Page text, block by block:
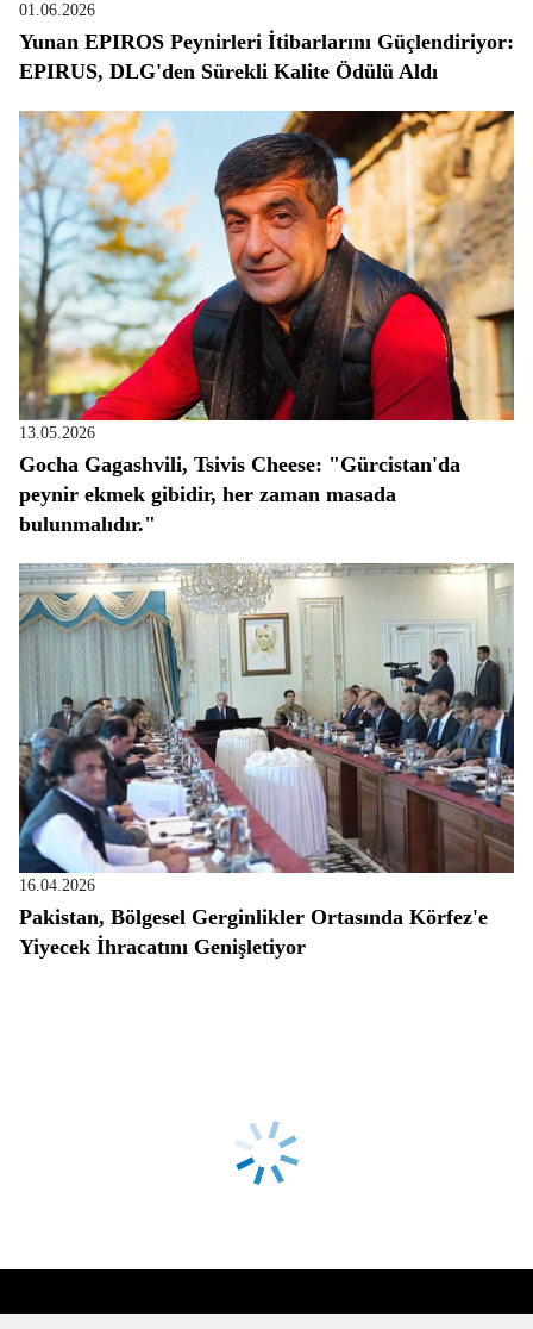
01.06.2026
Yunan EPIROS Peynirleri İtibarlarını Güçlendiriyor:
EPIRUS, DLG'den Sürekli Kalite Ödülü Aldı
13.05.2026
Gocha Gagashvili, Tsivis Cheese: "Gürcistan'da
peynir ekmek gibidir, her zaman masada
bulunmalıdır."
16.04.2026
Pakistan, Bölgesel Gerginlikler Ortasında Körfez'e
Yiyecek İhracatını Genişletiyor